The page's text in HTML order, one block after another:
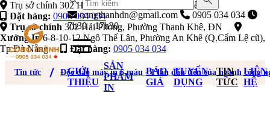
Trụ sở chính 302 Hải Phòng, Phường Thanh Khê, ĐN
Đặt hàng: 0905 034 034
Trụ sở chính 302 Hải Phòng, Phường Thanh Khê, ĐN
Xưởng In6-8-10-12 Ngô Thế Lân, Phường An Khê (Q.Cẩm Lệ cũ),
Tp Đà Nẵng
Đặt hàng: 0905 034 034
congthanhdn@gmail.com
0905 034 034
7h30 - 17h30
GIỚI
THIỆU
SẢN
PHẨM
IN
BÁO
GIÁ
TUYỂN
DỤNG
TIN
TỨC
LIÊN
HỆ
Tin tức Độc đáo máy in 6 màu - 1 lần đầu tiên của ngành công